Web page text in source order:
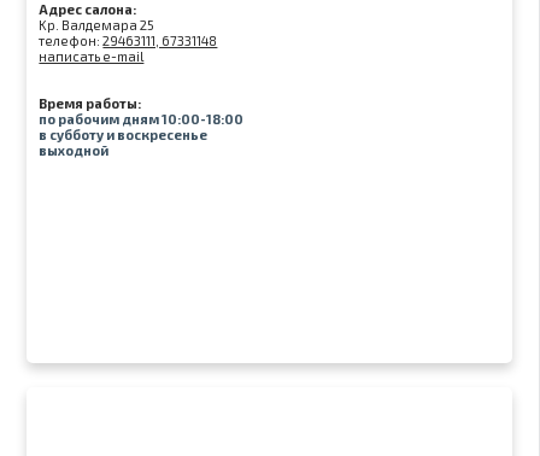
Адрес салона:
Kр. Валдемара 25
телефон:29463111, 67331148
написать e-mail
Время работы:
по рабочим дням 10:00-18:00
в субботу и воскресенье
выходной